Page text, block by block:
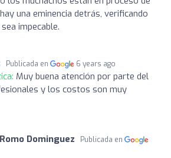
una eminencia detrás, verificando
impecable.
Publicada en 6 years ago
Muy buena atención por parte del
y los costos son muy
Dominguez
Publicada en